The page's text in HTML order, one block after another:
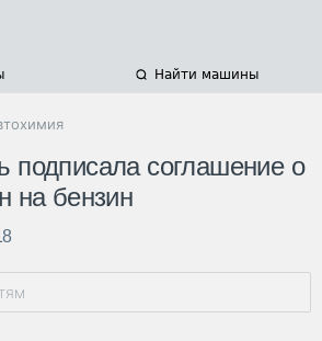
Найти машины
подписала соглашение о
на бензин